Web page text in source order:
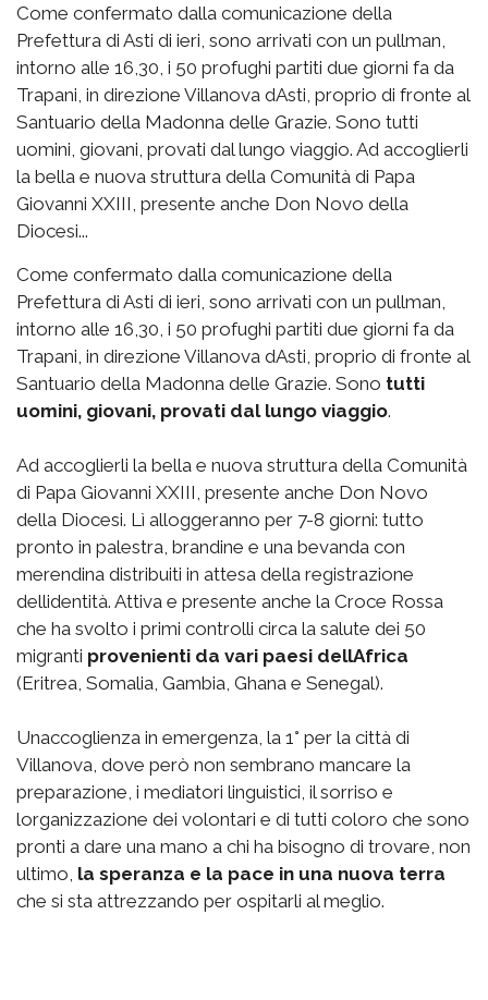
Come confermato dalla comunicazione della
Prefettura di Asti di ieri, sono arrivati con un pullman,
intorno alle 16,30, i 50 profughi partiti due giorni fa da
Trapani, in direzione Villanova dAsti, proprio di fronte al
Santuario della Madonna delle Grazie. Sono tutti
uomini, giovani, provati dal lungo viaggio. Ad accoglierli
la bella e nuova struttura della Comunità di Papa
Giovanni XXIII, presente anche Don Novo della
Diocesi...
Come confermato dalla comunicazione della
Prefettura di Asti di ieri, sono arrivati con un pullman,
intorno alle 16,30, i 50 profughi partiti due giorni fa da
Trapani, in direzione Villanova dAsti, proprio di fronte al
Santuario della Madonna delle Grazie. Sono tutti
uomini, giovani, provati dal lungo viaggio.
Ad accoglierli la bella e nuova struttura della Comunità
di Papa Giovanni XXIII, presente anche Don Novo
della Diocesi. Lì alloggeranno per 7-8 giorni: tutto
pronto in palestra, brandine e una bevanda con
merendina distribuiti in attesa della registrazione
dellidentità. Attiva e presente anche la Croce Rossa
che ha svolto i primi controlli circa la salute dei 50
migranti provenienti da vari paesi dellAfrica
(Eritrea, Somalia, Gambia, Ghana e Senegal).
Unaccoglienza in emergenza, la 1° per la città di
Villanova, dove però non sembrano mancare la
preparazione, i mediatori linguistici, il sorriso e
lorganizzazione dei volontari e di tutti coloro che sono
pronti a dare una mano a chi ha bisogno di trovare, non
ultimo, la speranza e la pace in una nuova terra
che si sta attrezzando per ospitarli al meglio.